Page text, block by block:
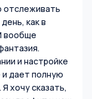
отслеживать
как в
вообще
и настройке
и дает полную
хочу сказать,